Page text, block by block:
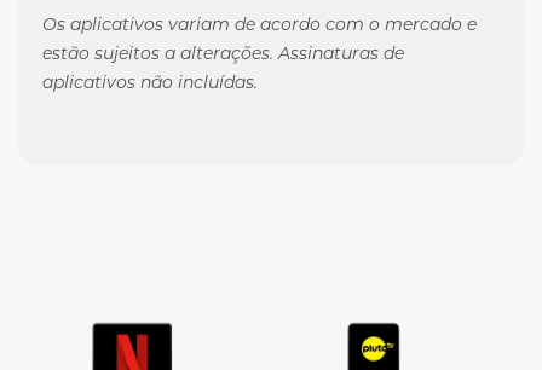
Os aplicativos variam de acordo com o mercado e
estão sujeitos a alterações. Assinaturas de
aplicativos não incluídas.